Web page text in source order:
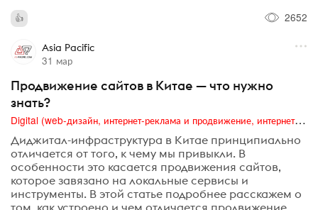
2652
Asia Pacific
31 мар
Продвижение сайтов в Китае — что нужно
знать?
Digital (web-дизайн, интернет-реклама и продвижение, интернет-сообщества и блоги, интернет-коммуникации, мобильный маркетинг, реклама на цифровых экранах)
Диджитал-инфраструктура в Китае принципиально
отличается от того, к чему мы привыкли. В
особенности это касается продвижения сайтов,
которое завязано на локальные сервисы и
инструменты. В этой статье подробнее расскажем о